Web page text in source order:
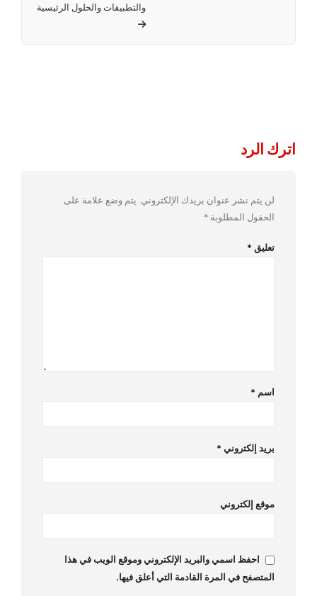
والتطبيقات والحلول الرئيسية
اترك الرد
لن يتم نشر عنوان بريدك الإلكتروني. يتم وضع علامة على
الحقول المطلوبة *
تعليق *
اسم *
بريد إلكتروني *
موقع إلكتروني
احفظ اسمي والبريد الإلكتروني وموقع الويب في هذا
المتصفح في المرة القادمة التي أعلق فيها.